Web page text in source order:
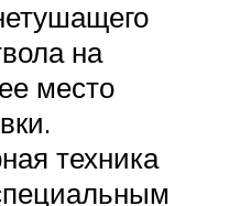
на
место
техника